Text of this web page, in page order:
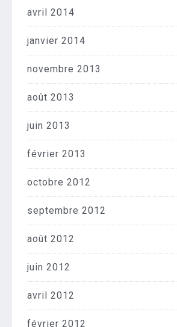
avril 2014
janvier 2014
novembre 2013
août 2013
juin 2013
février 2013
octobre 2012
septembre 2012
août 2012
juin 2012
avril 2012
février 2012